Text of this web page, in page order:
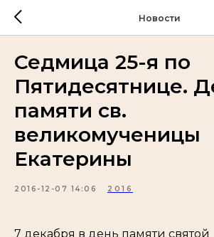
Новости
Седмица 25-я по
Пятидесятнице.
памяти св.
великомученицы
Екатерины
2016-12-07 14:06 2016
7 декабря в день памяти святой